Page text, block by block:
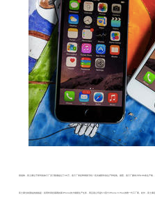
报道称，富士康位于郑州的加工厂员工数量超过了20万，该工厂承担苹果新手机一些关键部件的生产和组装。据悉，该工厂拥有大约100条生产线
富士康当前面临的挑战是：其同时承担着两款新iPhone的大规模生产任务，而且该公司是5.5英寸iPhone 6 Plus的唯一代工厂商。此外，富